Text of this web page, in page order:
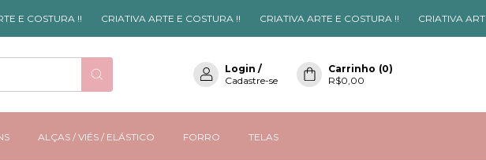
E COSTURA !! CRIATIVA ARTE E COSTURA !! CRIATIVA ARTE E COSTURA !! CRIATIVA ARTE
Login /
Cadastre-se
Carrinho (0)
R$0,00
ALÇAS / VIÉS / ELÁSTICO FORRO TELAS